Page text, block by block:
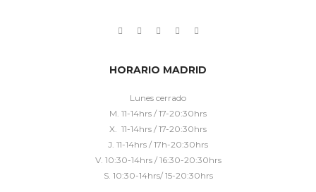
HORARIO MADRID
Lunes cerrado
M. 11-14hrs / 17-20:30hrs
X. 11-14hrs / 17-20:30hrs
J. 11-14hrs / 17h-20:30hrs
V. 10:30-14hrs / 16:30-20:30hrs
S. 10:30-14hrs/ 15-20:30hrs